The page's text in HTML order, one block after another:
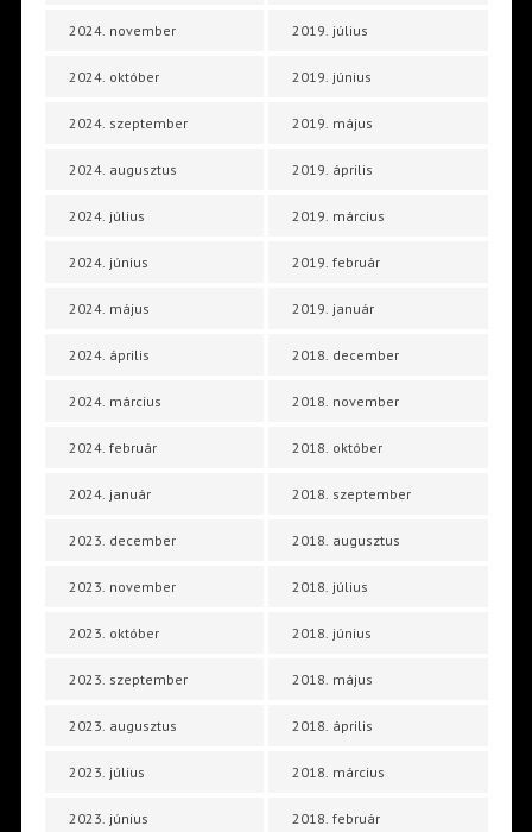
2024. november
2024. október
2024. szeptember
2024. augusztus
2024. július
2024. június
2024. május
2024. április
2024. március
2024. február
2024. január
2023. december
2023. november
2023. október
2023. szeptember
2023. augusztus
2023. július
2023. június
2019. július
2019. június
2019. május
2019. április
2019. március
2019. február
2019. január
2018. december
2018. november
2018. október
2018. szeptember
2018. augusztus
2018. július
2018. június
2018. május
2018. április
2018. március
2018. február